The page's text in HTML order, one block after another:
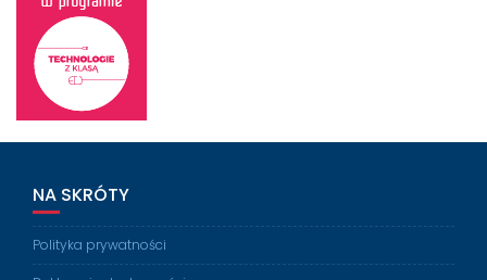
NA SKRÓTY
Polityka prywatności